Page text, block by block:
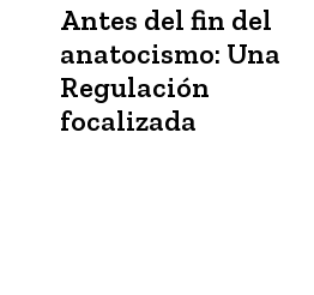
Antes del fin del
anatocismo: Una
Regulación
focalizada